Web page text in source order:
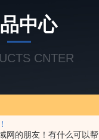
网的朋友！有什么可以帮
中心
CNTER